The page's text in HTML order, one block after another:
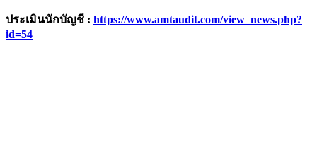
ประเมินนักบัญชี : https://www.amtaudit.com/view_news.php?
id=54